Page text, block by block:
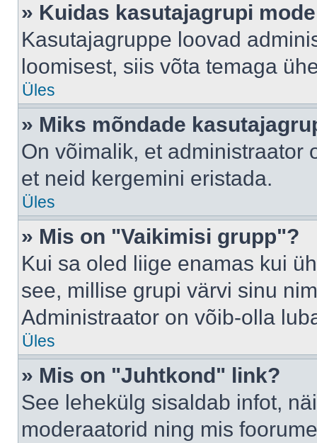
» Kuidas kasutajagrupi
Kasutajagruppe loovad
loomisest, siis võta temaga
Üles
» Miks mõndade
On võimalik, et administraator
et neid kergemini eristada.
Üles
» Mis on "Vaikimisi grupp"?
Kui sa oled liige enamas kui
see, millise grupi värvi sinu
Administraator on võib-olla
Üles
» Mis on "Juhtkond" link?
See lehekülg sisaldab infot,
moderaatorid ning mis